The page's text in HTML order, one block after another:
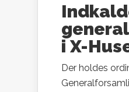
i X-
Der holdes